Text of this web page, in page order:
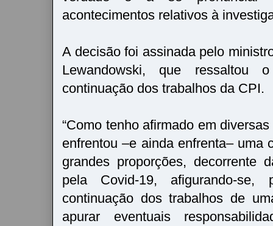
acontecimentos relativos à
A decisão foi assinada pelo
Lewandowski, que ressaltou
continuação dos trabalhos da CPI.
“Como tenho afirmado em
enfrentou –e ainda enfrenta– uma
grandes proporções, decorrente
pela Covid-19, afigurando-se,
continuação dos trabalhos de
apurar eventuais